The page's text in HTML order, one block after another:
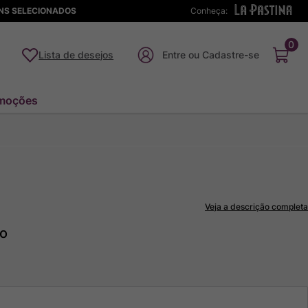
Conheça:
SELECIONADOS
Lista de desejos
0
Veja a descrição completa